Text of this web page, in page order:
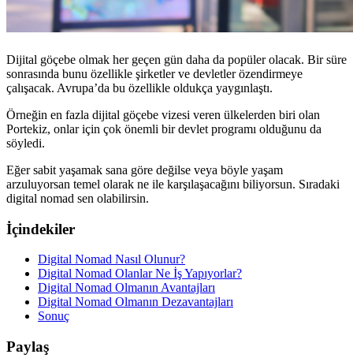
Dijital göçebe olmak her geçen gün daha da popüler olacak. Bir süre
sonrasında bunu özellikle şirketler ve devletler özendirmeye
çalışacak. Avrupa’da bu özellikle oldukça yaygınlaştı.
Örneğin en fazla dijital göçebe vizesi veren ülkelerden biri olan
Portekiz, onlar için çok önemli bir devlet programı olduğunu da
söyledi.
Eğer sabit yaşamak sana göre değilse veya böyle yaşam
arzuluyorsan temel olarak ne ile karşılaşacağını biliyorsun. Sıradaki
digital nomad sen olabilirsin.
İçindekiler
Digital Nomad Nasıl Olunur?
Digital Nomad Olanlar Ne İş Yapıyorlar?
Digital Nomad Olmanın Avantajları
Digital Nomad Olmanın Dezavantajları
Sonuç
Paylaş